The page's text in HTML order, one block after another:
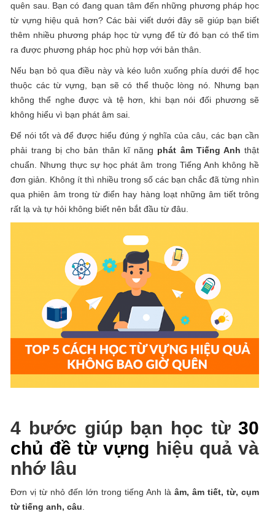
quên sau. Bạn có đang quan tâm đến những phương pháp học
từ vựng hiệu quả hơn? Các bài viết dưới đây sẽ giúp bạn biết
thêm nhiều phương pháp học từ vựng để từ đó bạn có thể tìm
ra được phương pháp học phù hợp với bản thân.
Nếu bạn bỏ qua điều này và kéo luôn xuống phía dưới để học
thuộc các từ vựng, bạn sẽ có thể thuộc lòng nó. Nhưng bạn
không thể nghe được và tệ hơn, khi bạn nói đối phương sẽ
không hiểu vì bạn phát âm sai.
Để nói tốt và để được hiểu đúng ý nghĩa của câu, các bạn cần
phải trang bị cho bản thân kĩ năng phát âm Tiếng Anh thật
chuẩn. Nhưng thực sự học phát âm trong Tiếng Anh không hề
đơn giản. Không ít thì nhiều trong số các bạn chắc đã từng nhìn
qua phiên âm trong từ điển hay hàng loạt những âm tiết trông
rất lạ và tự hỏi không biết nên bắt đầu từ đâu.
4 bước giúp bạn học từ30
chủ đề từ vựng hiệu quả và
nhớ lâu
Đơn vị từ nhỏ đến lớn trong tiếng Anh làâm, âm tiết, từ, cụm
từ tiếng anh, câu